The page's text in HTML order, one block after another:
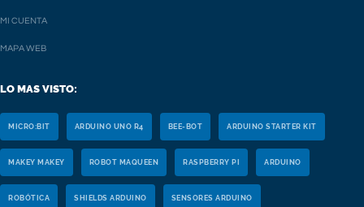
MI CUENTA
MAPA WEB
LO MAS VISTO:
MICRO:BIT ARDUINO UNO R4 BEE-BOT ARDUINO STARTER KIT
MAKEY MAKEY ROBOT MAQUEEN RASPBERRY PI ARDUINO
ROBÓTICA SHIELDS ARDUINO SENSORES ARDUINO